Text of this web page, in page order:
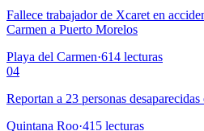
Fallece trabajador de Xcaret en
Carmen a Puerto Morelos
Playa del Carmen·614 lecturas
04
Reportan a 23 personas
Quintana Roo·415 lecturas